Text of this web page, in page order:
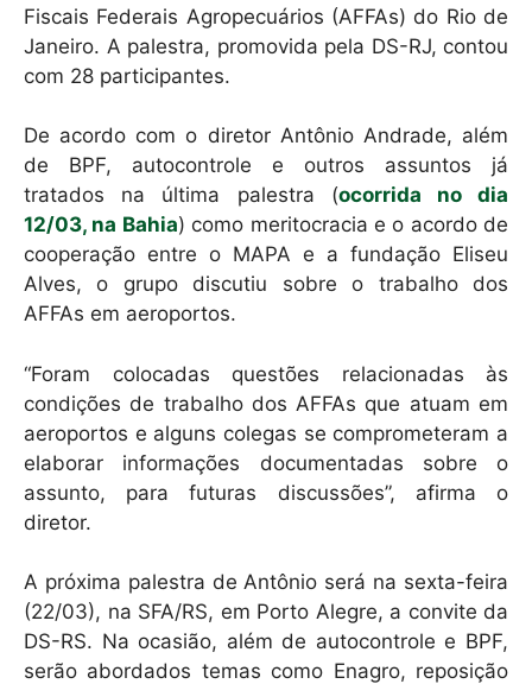
Fiscais Federais Agropecuários (AFFAs) do Rio de
Janeiro. A palestra, promovida pela DS-RJ, contou
com 28 participantes.
De acordo com o diretor Antônio Andrade, além
de BPF, autocontrole e outros assuntos já
tratados na última palestra (ocorrida no dia
12/03, na Bahia) como meritocracia e o acordo de
cooperação entre o MAPA e a fundação Eliseu
Alves, o grupo discutiu sobre o trabalho dos
AFFAs em aeroportos.
“Foram colocadas questões relacionadas às
condições de trabalho dos AFFAs que atuam em
aeroportos e alguns colegas se comprometeram a
elaborar informações documentadas sobre o
assunto, para futuras discussões”, afirma o
diretor.
A próxima palestra de Antônio será na sexta-feira
(22/03), na SFA/RS, em Porto Alegre, a convite da
DS-RS. Na ocasião, além de autocontrole e BPF,
serão abordados temas como Enagro, reposição